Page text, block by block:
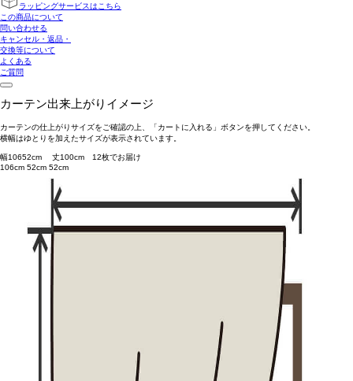
ラッピングサービスはこちら
この商品について
問い合わせる
キャンセル・返品・
交換等について
よくある
ご質問
カーテン出来上がりイメージ
カーテンの仕上がりサイズをご確認の上、「カートに入れる」ボタンを押してください。
横幅はゆとりを加えたサイズが表示されています。
幅10652cm 丈100cm 12枚でお届け
106cm 52cm 52cm